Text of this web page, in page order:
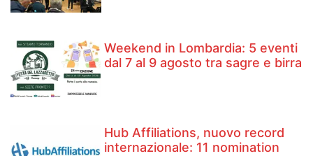
Weekend in Lombardia: 5 eventi
dal 7 al 9 agosto tra sagre e birra
Hub Affiliations, nuovo record
internazionale: 11 nomination